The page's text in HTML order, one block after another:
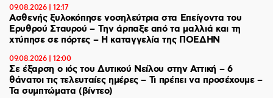
09.08.2026 | 12:17
Ασθενής ξυλοκόπησε νοσηλεύτρια στα Επείγοντα του
Ερυθρού Σταυρού – Tην άρπαξε από τα μαλλιά και τη
χτύπησε σε πόρτες – Η καταγγελία της ΠΟΕΔΗΝ
09.08.2026 | 12:00
Σε έξαρση ο ιός του Δυτικού Νείλου στην Αττική – 6
θάνατοι τις τελευταίες ημέρες – Τι πρέπει να προσέχουμε –
Τα συμπτώματα (βίντεο)